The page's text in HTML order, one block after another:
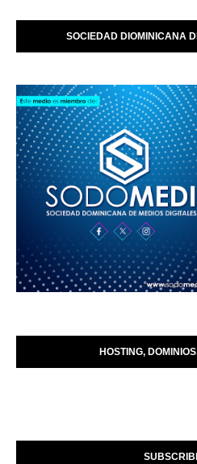
SOCIEDAD DIOMINICANA
HOSTING,